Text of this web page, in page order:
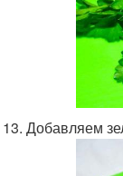
Добавляем